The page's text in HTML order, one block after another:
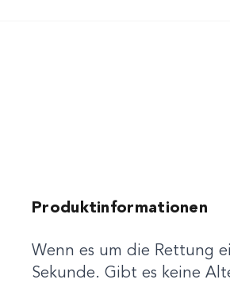
Produktinformationen
Wenn es um die Rettung
Sekunde. Gibt es keine